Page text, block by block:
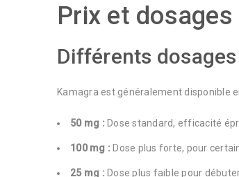
Prix et
Différents
Kamagra est généralement disponible
50 mg : Dose standard, efficacité
100 mg : Dose plus forte, pour
25 mg : Dose plus faible pour